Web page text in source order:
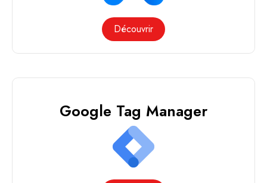
Découvrir
Google Tag Manager